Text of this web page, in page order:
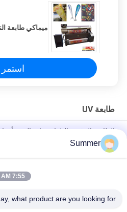
ميماكي طابعة
استمر
طابعة UV
الطابعة الرقمية التلقائية ذات الستة
الإعلانية المواد الديكورية الإلكترونية
Summer
7:55 AM
what product are you looking for?